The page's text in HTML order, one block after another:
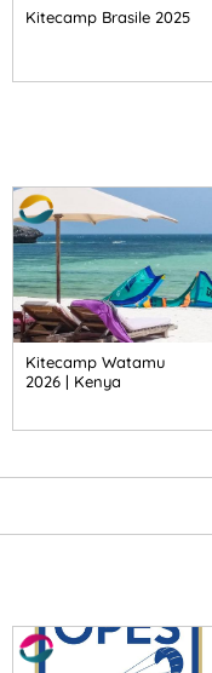
Kitecamp Brasile 2025
Kitecamp Watamu
2026 | Kenya